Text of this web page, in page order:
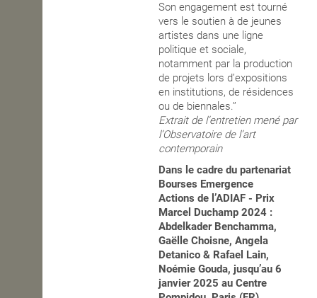
Son engagement est tourné
vers le soutien à de jeunes
artistes dans une ligne
politique et sociale,
notamment par la production
de projets lors d’expositions
en institutions, de résidences
ou de biennales.’’
Extrait de l’entretien mené par
l’Observatoire de l’art
contemporain
Dans le cadre du partenariat
Bourses Emergence
Actions de l’ADIAF - Prix
Marcel Duchamp 2024 :
Abdelkader Benchamma,
Gaëlle Choisne, Angela
Detanico & Rafael Lain,
Noémie Gouda, jusqu’au 6
janvier 2025 au Centre